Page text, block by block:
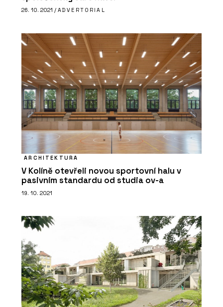
PRODUKTY
Akustické podhledy Rigiton - Rigips
26. 10. 2021 / ADVERTORIAL
ARCHITEKTURA
V Kolíně otevřeli novou sportovní halu v
pasivním standardu od studia ov-a
19. 10. 2021